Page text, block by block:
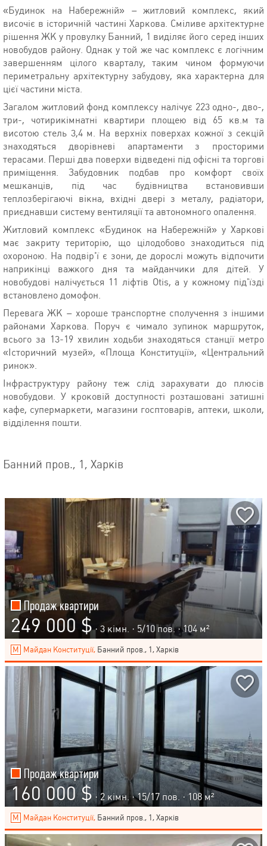
«Будинок на Набережній» – житловий комплекс, який
височіє в історичній частині Харкова. Сміливе архітектурне
рішення ЖК у провулку Банний, 1 виділяє його серед інших
новобудов району. Однак у той же час комплекс є логічним
завершенням цілого кварталу, таким чином формуючи
периметральну архітектурну забудову, яка характерна для
цієї частини міста.
Загалом житловий фонд комплексу налічує 223 одно-, дво-,
три-, чотирикімнатні квартири площею від 65 кв.м та
висотою стель 3,4 м. На верхніх поверхах кожної з секцій
знаходяться дворівневі апартаменти з просторими
терасами. Перші два поверхи відведені під офісні та торгові
приміщення. Забудовник подбав про комфорт своїх
мешканців, під час будівництва встановивши
теплозберігаючі вікна, вхідні двері з металу, радіатори,
приєднавши систему вентиляції та автономного опалення.
Житловий комплекс «Будинок на Набережній» у Харкові
має закриту територію, що цілодобово знаходиться під
охороною. На подвір'ї є зони, де дорослі можуть відпочити
наприкінці важкого дня та майданчики для дітей. У
новобудові налічується 11 ліфтів Otis, а у кожному під'їзді
встановлено домофон.
Перевага ЖК – хороше транспортне сполучення з іншими
районами Харкова. Поруч є чимало зупинок маршруток,
всього за 13-19 хвилин ходьби знаходяться станції метро
«Історичний музей», «Площа Конституції», «Центральний
ринок».
Інфраструктуру району теж слід зарахувати до плюсів
новобудови. У кроковій доступності розташовані затишні
кафе, супермаркети, магазини госптоварів, аптеки, школи,
відділення пошти.
Банний пров., 1, Харків
Продаж квартири
249 000 $ · 3 кімн. · 5/10 пов. · 104 м²
Майдан Конституції, Банний пров., 1, Харків
Продаж квартири
160 000 $ · 2 кімн. ·15/17 пов. · 108 м²
Майдан Конституції, Банний пров., 1, Харків